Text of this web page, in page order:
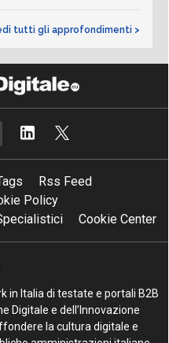
tutti gli approfondimenti >
Rss Feed
Policy
Cookie Center
in Italia di testate e portali B2B
Digitale e dell’Innovazione
la cultura digitale e